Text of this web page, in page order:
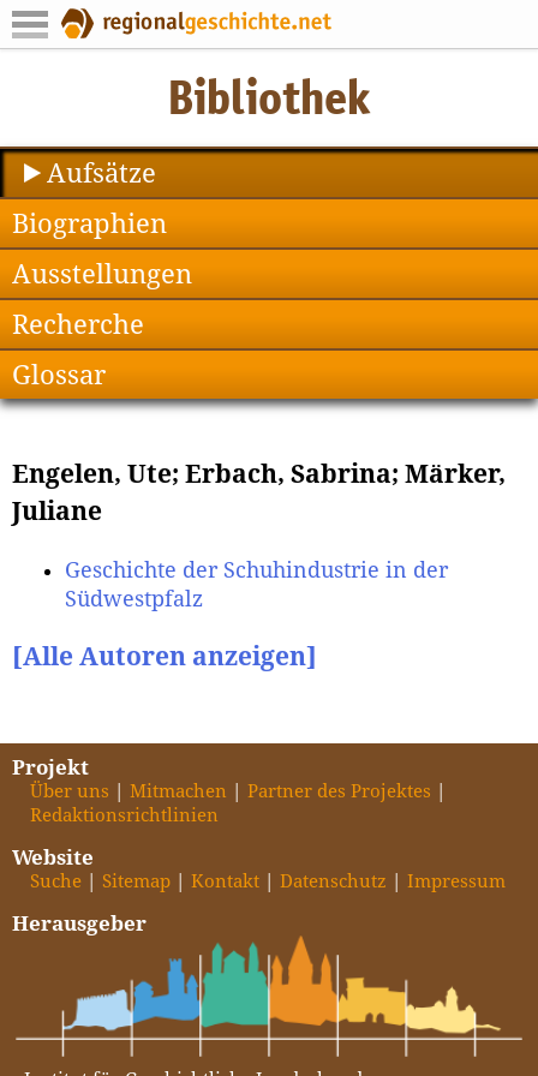
Aufsätze
Biographien
Ausstellungen
Recherche
Glossar
Engelen, Ute; Erbach, Sabrina; Märker,
Juliane
Geschichte der Schuhindustrie in der
Südwestpfalz
[Alle Autoren anzeigen]
Projekt
Über uns Mitmachen
Partner des Projektes
Redaktionsrichtlinien
Website
Suche Sitemap Kontakt Datenschutz Impressum
Herausgeber